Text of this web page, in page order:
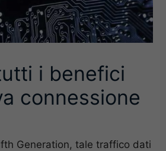
i benefici
connessione
Generation, tale traffico dati